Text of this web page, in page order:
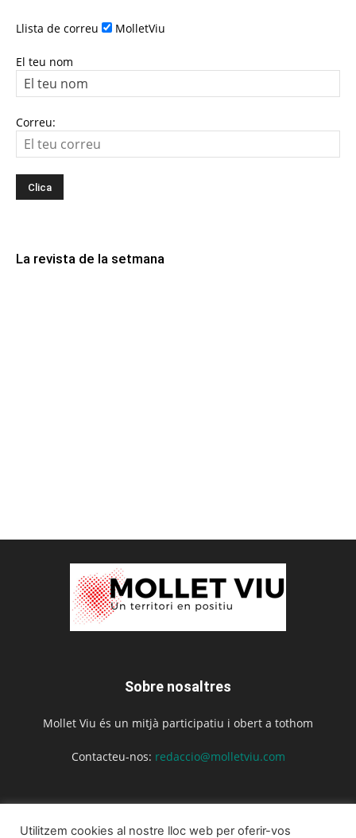
Llista de correu MolletViu
El teu nom
Correu:
La revista de la setmana
Sobre nosaltres
Mollet Viu és un mitjà participatiu i obert a tothom
Contacteu-nos: redaccio@molletviu.com
Utilitzem cookies al nostre lloc web per oferir-vos